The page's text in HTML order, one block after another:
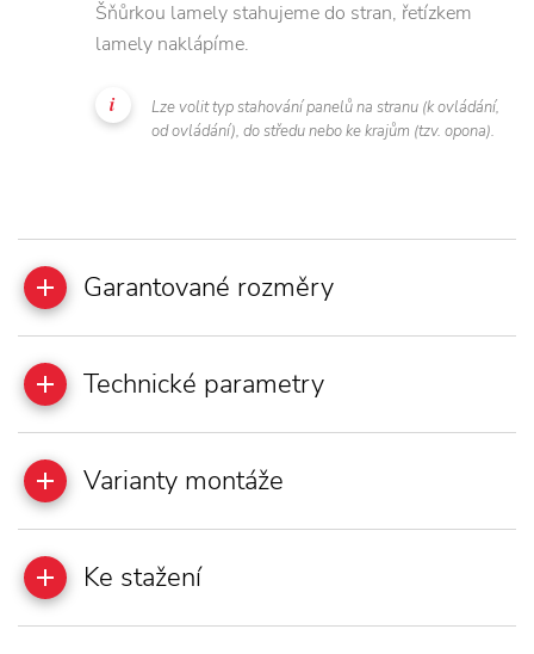
Šňůrkou lamely stahujeme do stran, řetízkem
lamely naklápíme.
Lze volit typ stahování panelů na stranu (k ovládání,
od ovládání), do středu nebo ke krajům (tzv. opona).
Garantované rozměry
Technické parametry
Varianty montáže
Ke stažení